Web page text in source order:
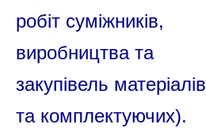
робіт суміжників,
виробництва та
закупівель матеріалів
та комплектуючих).